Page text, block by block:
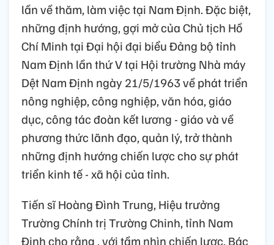
lần về thăm, làm việc tại Nam Định. Đặc biệt,
những định hướng, gợi mở của Chủ tịch Hồ
Chí Minh tại Đại hội đại biểu Đảng bộ tỉnh
Nam Định lần thứ V tại Hội trường Nhà máy
Dệt Nam Định ngày 21/5/1963 về phát triển
nông nghiệp, công nghiệp, văn hóa, giáo
dục, công tác đoàn kết lương - giáo và về
phương thức lãnh đạo, quản lý, trở thành
những định hướng chiến lược cho sự phát
triển kinh tế - xã hội của tỉnh.
Tiến sĩ Hoàng Đình Trung, Hiệu trưởng
Trường Chính trị Trường Chinh, tỉnh Nam
Định cho rằng , với tầm nhìn chiến lược, Bác